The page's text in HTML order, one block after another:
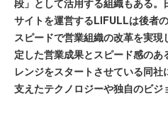
段」として活用する組織もある
サイトを運営するLIFULLは後者
スピードで営業組織の改革を実
定した営業成果とスピード感の
レンジをスタートさせている同
支えたテクノロジーや独自のビジ